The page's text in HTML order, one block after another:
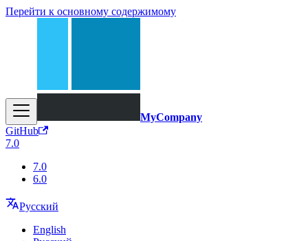
Перейти к основному содержимому
MyCompany
GitHub
7.0
7.0
6.0
Русский
English